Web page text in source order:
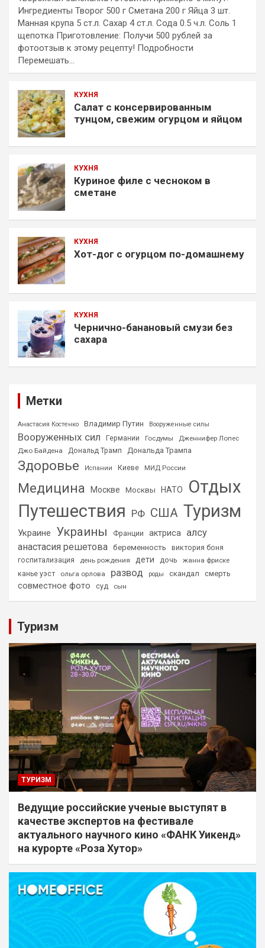
Ингредиенты Творог 500 г Сметана 200 г Яйца 3 шт.
Манная крупа 5 ст.л. Сахар 4 ст.л. Сода 0.5 ч.л. Соль 1
щепотка Приготовление: Получи 500 рублей за
фотоотзыв к этому рецепту! Подробности
Перемешать…
КУХНЯ
Салат с консервированным
тунцом, свежим огурцом и яйцом
КУХНЯ
Куриное филе с чесноком в
сметане
КУХНЯ
Хот-дог с огурцом по-домашнему
КУХНЯ
Чернично-банановый смузи без
сахара
Метки
Анастасия Костенко Владимир Путин Вооруженные силы
Вооруженных сил Германии Госдумы
Дженнифер Лопес
Джо Байдена
Дональд Трамп Дональда Трампа
Здоровье Испании Киеве МИД России
Медицина Москве Москвы НАТО
Отдых
Путешествия РФ США Туризм
Украине Украины Франции актриса алсу
анастасия решетова беременность
виктория боня
госпитализация
день рождения дети дочь
жанна фриске
канье уэст
ольга орлова развод роды скандал смерть
совместное фото суд сын
Туризм
ТУРИЗМ
Ведущие российские ученые выступят в
качестве экспертов на фестивале
актуального научного кино «ФАНК Уикенд»
на курорте «Роза Хутор»